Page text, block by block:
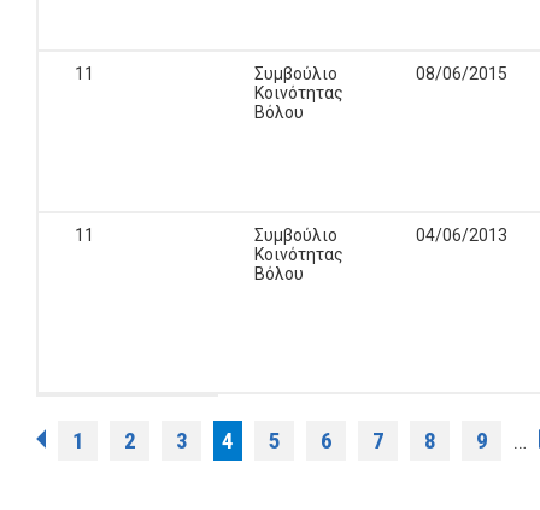
11
Συμβούλιο
Κοινότητας
Βόλου
08/06/2015
11
Συμβούλιο
Κοινότητας
Βόλου
04/06/2013
Σελίδες
1 2 3 4 5 6 7 8 9 …